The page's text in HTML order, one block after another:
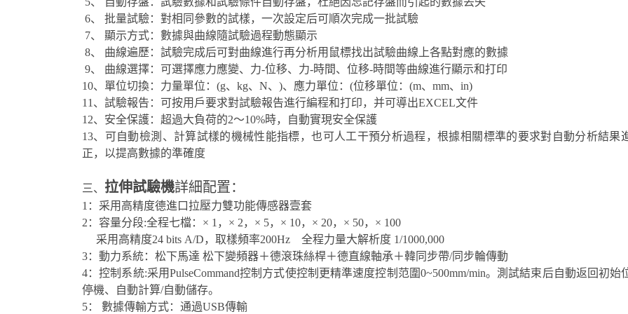
6、 批量試驗：對相同參數的試樣，一次設定后可順次完成一批試驗
7、 顯示方式：數據與曲線隨試驗過程動態顯示
8、 曲線遍歷：試驗完成后可對曲線進行再分析用鼠標找出試驗曲線上各點對應的數據
9、 曲線選擇：可選擇應力應變、力-位移、力-時間、位移-時間等曲線進行顯示和打印
10、單位切換：力量單位：(g、kg、N、)、應力單位：(位移單位：(m、mm、in)
11、試驗報告：可按用戶要求對試驗報告進行編程和打印，并可導出EXCEL文件
12、安全保護：超過大負荷的2～10%時，自動實現安全保護
13、可自動檢測、計算試樣的機械性能指標，也可人工干預分析過程，根據相關標準的要求對自動分析結果
正，以提高數據的準確度
三、 拉伸試驗機詳細配置：
1：采用高精度德進口拉壓力雙功能傳感器壹套
2：容量分段:全程七檔：× 1，× 2，× 5，× 10，× 20，× 50，× 100
采用高精度24 bits A/D，取樣頻率200Hz 全程力量大解析度 1/1000,000
3：動力系統：松下馬達 松下變頻器＋德滾珠絲桿＋德直線軸承＋韓同步帶/同步輪傳動
4：控制系統:采用PulseCommand控制方式使控制更精準速度控制范圍0~500mm/min。測試結束后自動返回初始
停機、自動計算/自動儲存。
5： 數據傳輸方式：通過USB傳輸